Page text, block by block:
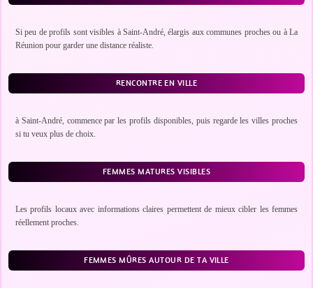
Si peu de profils sont visibles à Saint-André, élargis aux communes proches ou à La
Réunion pour garder une distance réaliste.
RENCONTRE EN VILLE
à Saint-André, commence par les profils disponibles, puis regarde les villes proches
si tu veux plus de choix.
FEMMES MATURES VISIBLES
Les profils locaux avec informations claires permettent de mieux cibler les femmes
réellement proches.
FEMMES MÛRES AUTOUR DE TA VILLE